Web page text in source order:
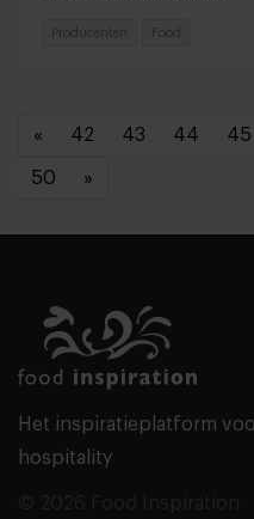
Producenten Food
« 42 43 44 45
50 »
Het inspiratieplatform
hospitality